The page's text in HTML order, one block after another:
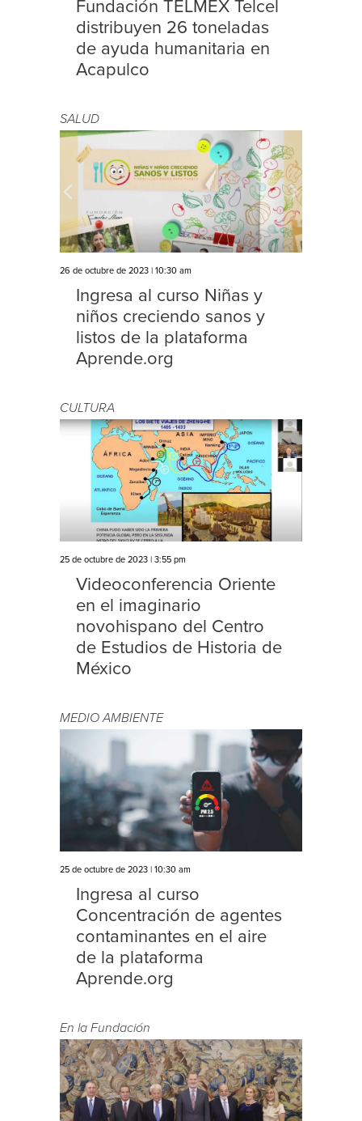
Fundación TELMEX Telcel
distribuyen 26 toneladas
de ayuda humanitaria en
Acapulco
SALUD
26 de octubre de 2023 | 10:30 am
Ingresa al curso Niñas y
niños creciendo sanos y
listos de la plataforma
Aprende.org
CULTURA
25 de octubre de 2023 | 3:55 pm
Videoconferencia Oriente
en el imaginario
novohispano del Centro
de Estudios de Historia de
México
MEDIO AMBIENTE
25 de octubre de 2023 | 10:30 am
Ingresa al curso
Concentración de agentes
contaminantes en el aire
de la plataforma
Aprende.org
En la Fundación